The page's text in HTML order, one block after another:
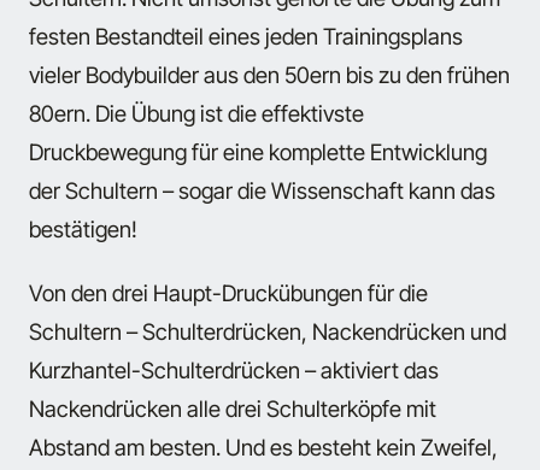
festen Bestandteil eines jeden Trainingsplans
vieler Bodybuilder aus den 50ern bis zu den frühen
80ern. Die Übung ist die effektivste
Druckbewegung für eine komplette Entwicklung
der Schultern – sogar die Wissenschaft kann das
bestätigen!
Von den drei Haupt-Druckübungen für die
Schultern – Schulterdrücken, Nackendrücken und
Kurzhantel-Schulterdrücken – aktiviert das
Nackendrücken alle drei Schulterköpfe mit
Abstand am besten. Und es besteht kein Zweifel,